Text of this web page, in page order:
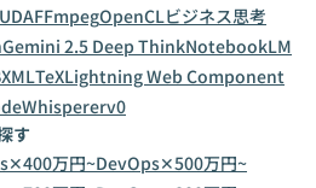
FFmpegOpenCLビジネス思考
Gemini 2.5 Deep ThinkNotebookLM
XMLTeXLightning Web Component
v0
す
万円~DevOps✕500万円~